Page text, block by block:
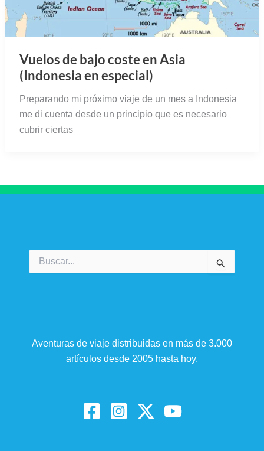
Vuelos de bajo coste en Asia
(Indonesia en especial)
Preparando mi próximo viaje de un mes a Indonesia
me di cuenta desde un principio que es necesario
cubrir ciertas
por:
Aventuras de viaje distribuidas en más de 3.000
artículos desde 2005 hasta hoy.